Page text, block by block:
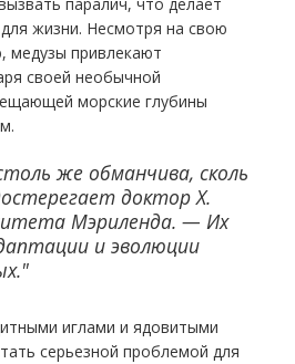
жизни. Несмотря на свою
медузы привлекают
своей необычной
морские глубины
же обманчива, сколь
доктор Х.
Мэриленда. — Их
и эволюции
иглами и ядовитыми
серьезной проблемой для